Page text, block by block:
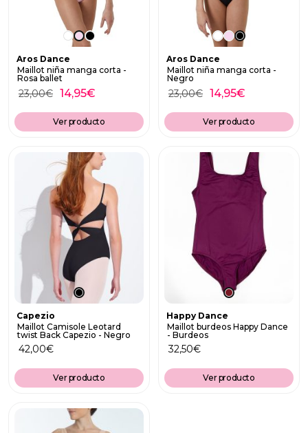
Aros Dance
Maillot niña manga corta -
Rosa ballet
23,00€ 14,95€
Ver producto
Aros Dance
Maillot niña manga corta -
Negro
23,00€ 14,95€
Ver producto
Capezio
Maillot Camisole Leotard
twist Back Capezio - Negro
42,00€
Ver producto
Happy Dance
Maillot burdeos Happy Dance
- Burdeos
32,50€
Ver producto